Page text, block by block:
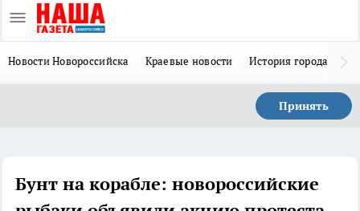
Новости Новороссийска Краевые новости История города Н
Принять
Бунт на корабле: новороссийские